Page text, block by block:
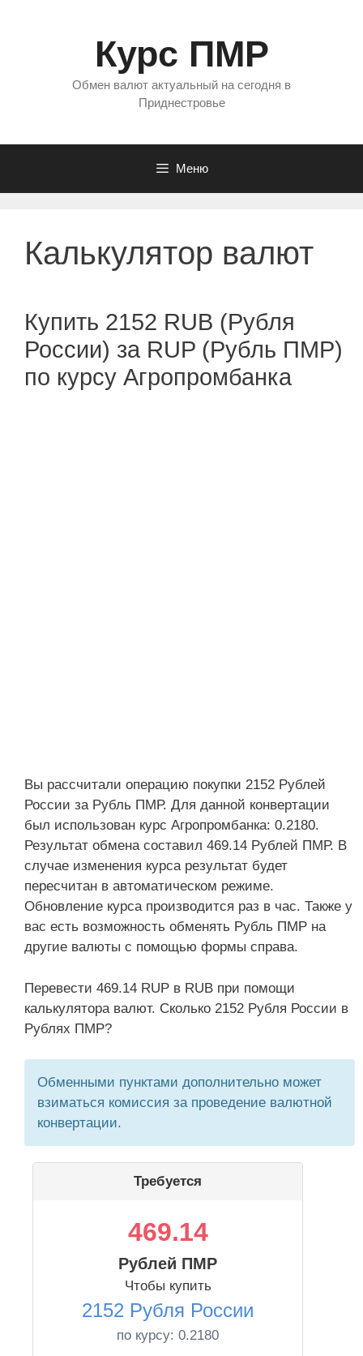
Курс ПМР
Обмен валют актуальный на сегодня в
Приднестровье
Меню
Калькулятор валют
Купить 2152 RUB (Рубля
России) за RUP (Рубль ПМР)
по курсу Агропромбанка
Вы рассчитали операцию покупки 2152 Рублей
России за Рубль ПМР. Для данной конвертации
был использован курс Агропромбанка: 0.2180.
Результат обмена составил 469.14 Рублей ПМР. В
случае изменения курса результат будет
пересчитан в автоматическом режиме.
Обновление курса производится раз в час. Также у
вас есть возможность обменять Рубль ПМР на
другие валюты с помощью формы справа.
Перевести 469.14 RUP в RUB при помощи
калькулятора валют. Сколько 2152 Рубля России в
Рублях ПМР?
Обменными пунктами дополнительно может
взиматься комиссия за проведение валютной
конвертации.
Требуется
469.14
Рублей ПМР
Чтобы купить
2152 Рубля России
по курсу: 0.2180